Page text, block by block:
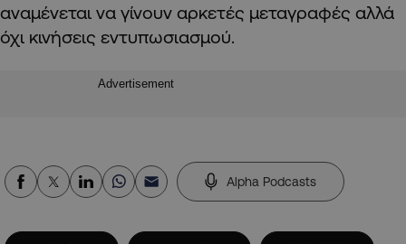
αναμένεται να γίνουν αρκετές μεταγραφές αλλά
όχι κινήσεις εντυπωσιασμού.
Advertisement
Alpha Podcasts